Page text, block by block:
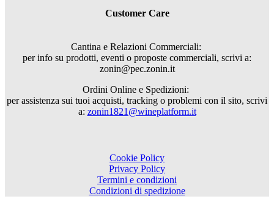
Customer Care
Cantina e Relazioni Commerciali:
per info su prodotti, eventi o proposte commerciali, scrivi a:
zonin@pec.zonin.it
Ordini Online e Spedizioni:
per assistenza sui tuoi acquisti, tracking o problemi con il sito, scrivi
a: zonin1821@wineplatform.it
Cookie Policy
Privacy Policy
Termini e condizioni
Condizioni di spedizione